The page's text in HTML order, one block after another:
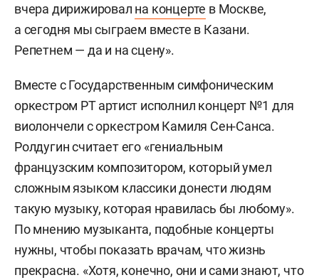
вчера дирижировал на концерте в Москве,
а сегодня мы сыграем вместе в Казани.
Репетнем — да и на сцену».
Вместе с Государственным симфоническим
оркестром РТ артист исполнил концерт №1 для
виолончели с оркестром Камиля Сен-Санса.
Ролдугин считает его «гениальным
французским композитором, который умел
сложным языком классики донести людям
такую музыку, которая нравилась бы любому».
По мнению музыканта, подобные концерты
нужны, чтобы показать врачам, что жизнь
прекрасна. «Хотя, конечно, они и сами знают, что